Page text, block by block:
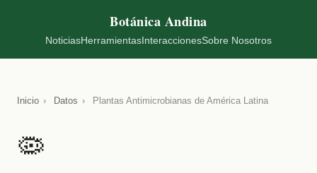
Botánica Andina
NoticiasHerramientas InteraccionesSobre Nosotros
Inicio › Datos › Plantas Antimicrobianas de América Latina
🦠